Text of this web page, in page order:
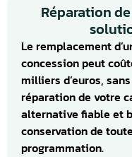
Réparation
Le remplacement
concession peut
milliers d’euros,
réparation de votre
alternative fiable et
conservation de
programmation.